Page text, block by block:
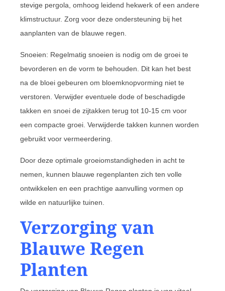
stevige pergola, omhoog leidend hekwerk of een andere
klimstructuur. Zorg voor deze ondersteuning bij het
aanplanten van de blauwe regen.
Snoeien: Regelmatig snoeien is nodig om de groei te
bevorderen en de vorm te behouden. Dit kan het best
na de bloei gebeuren om bloemknopvorming niet te
verstoren. Verwijder eventuele dode of beschadigde
takken en snoei de zijtakken terug tot 10-15 cm voor
een compacte groei. Verwijderde takken kunnen worden
gebruikt voor vermeerdering.
Door deze optimale groeiomstandigheden in acht te
nemen, kunnen blauwe regenplanten zich ten volle
ontwikkelen en een prachtige aanvulling vormen op
wilde en natuurlijke tuinen.
Verzorging van
Blauwe Regen
Planten